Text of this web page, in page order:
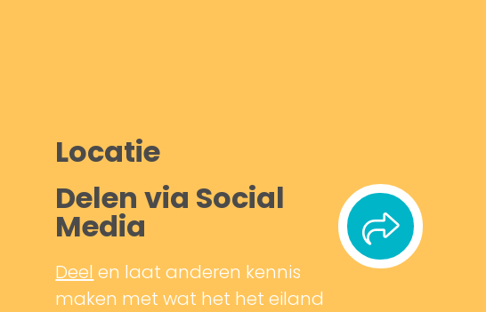
Locatie
Delen via Social
Media
Deel en laat anderen kennis
maken met wat het het eiland